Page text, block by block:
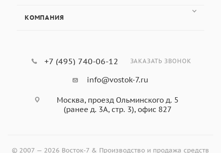
КОМПАНИЯ
+7 (495) 740-06-12 ЗАКАЗАТЬ ЗВОНОК
info@vostok-7.ru
Москва, проезд Ольминского д. 5
(ранее д. 3А, стр. 3), офис 827
© 2007 — 2026 Восток-7 & Производство и продажа средств